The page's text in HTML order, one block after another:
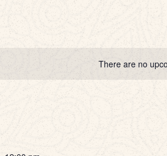
There are no